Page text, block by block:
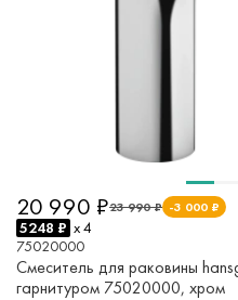
23 990 ₽ -3 000 ₽
20 990 ₽
5248 ₽ x 4
75020000
Смеситель для раковины
гарнитуром 75020000, хром